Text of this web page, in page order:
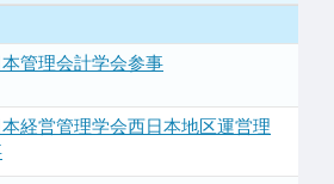
本管理会計学会参事
本経営管理学会西日本地区運営理